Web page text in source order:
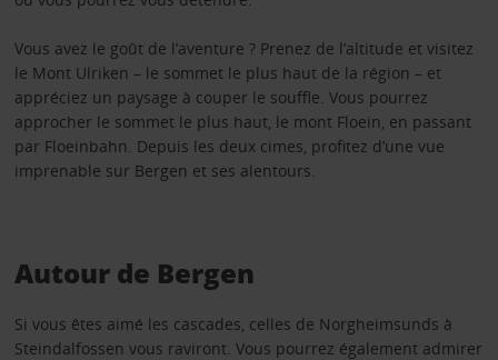
Vous avez le goût de l’aventure ? Prenez de l’altitude et visitez
le Mont Ulriken – le sommet le plus haut de la région – et
appréciez un paysage à couper le souffle. Vous pourrez
approcher le sommet le plus haut, le mont Floein, en passant
par Floeinbahn. Depuis les deux cimes, profitez d’une vue
imprenable sur Bergen et ses alentours.
Autour de Bergen
Si vous êtes aimé les cascades, celles de Norgheimsunds à
Steindalfossen vous raviront. Vous pourrez également admirer